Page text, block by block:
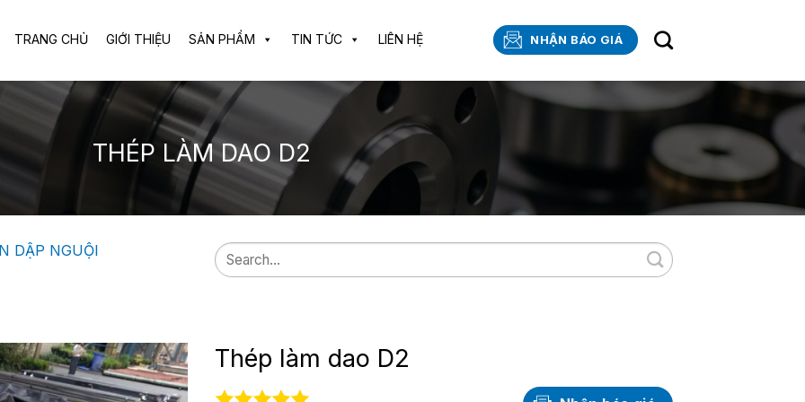
TRANG CHỦ GIỚI THIỆU SẢN PHẨM TIN TỨC LIÊN HỆ NHẬN BÁO GIÁ
THÉP LÀM DAO D2
DẬP NGUỘI
Search
for:
Thép làm dao D2